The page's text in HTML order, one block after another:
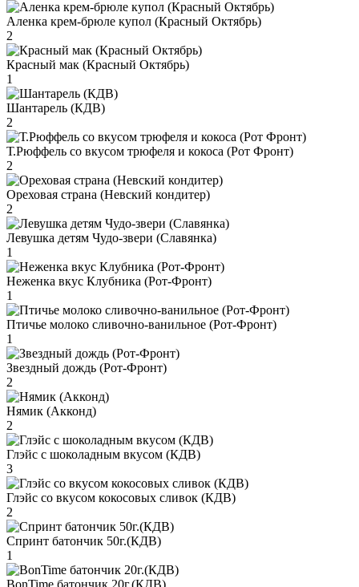
Аленка крем-брюле купол (Красный Октябрь)
2
Красный мак (Красный Октябрь)
1
Шантарель (КДВ)
2
Т.Рюффель со вкусом трюфеля и кокоса (Рот Фронт)
2
Ореховая страна (Невский кондитер)
2
Левушка детям Чудо-звери (Славянка)
1
Неженка вкус Клубника (Рот-Фронт)
1
Птичье молоко сливочно-ванильное (Рот-Фронт)
1
Звездный дождь (Рот-Фронт)
2
Нямик (Акконд)
2
Глэйс с шоколадным вкусом (КДВ)
3
Глэйс со вкусом кокосовых сливок (КДВ)
2
Спринт батончик 50г.(КДВ)
1
BonTime батончик 20г.(КДВ)